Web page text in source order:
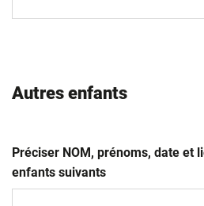
Autres enfants
Préciser NOM, prénoms, date et
enfants suivants